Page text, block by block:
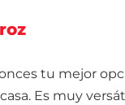
tu mejor
Es muy